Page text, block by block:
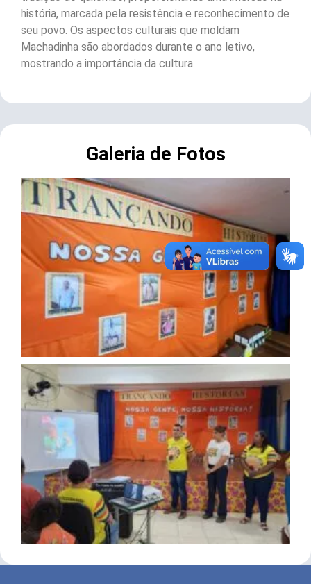
história, marcada pela resistência e reconhecimento de
seu povo. Os aspectos culturais que moldam
Machadinha são abordados durante o ano letivo,
mostrando a importância da cultura.
Galeria de Fotos